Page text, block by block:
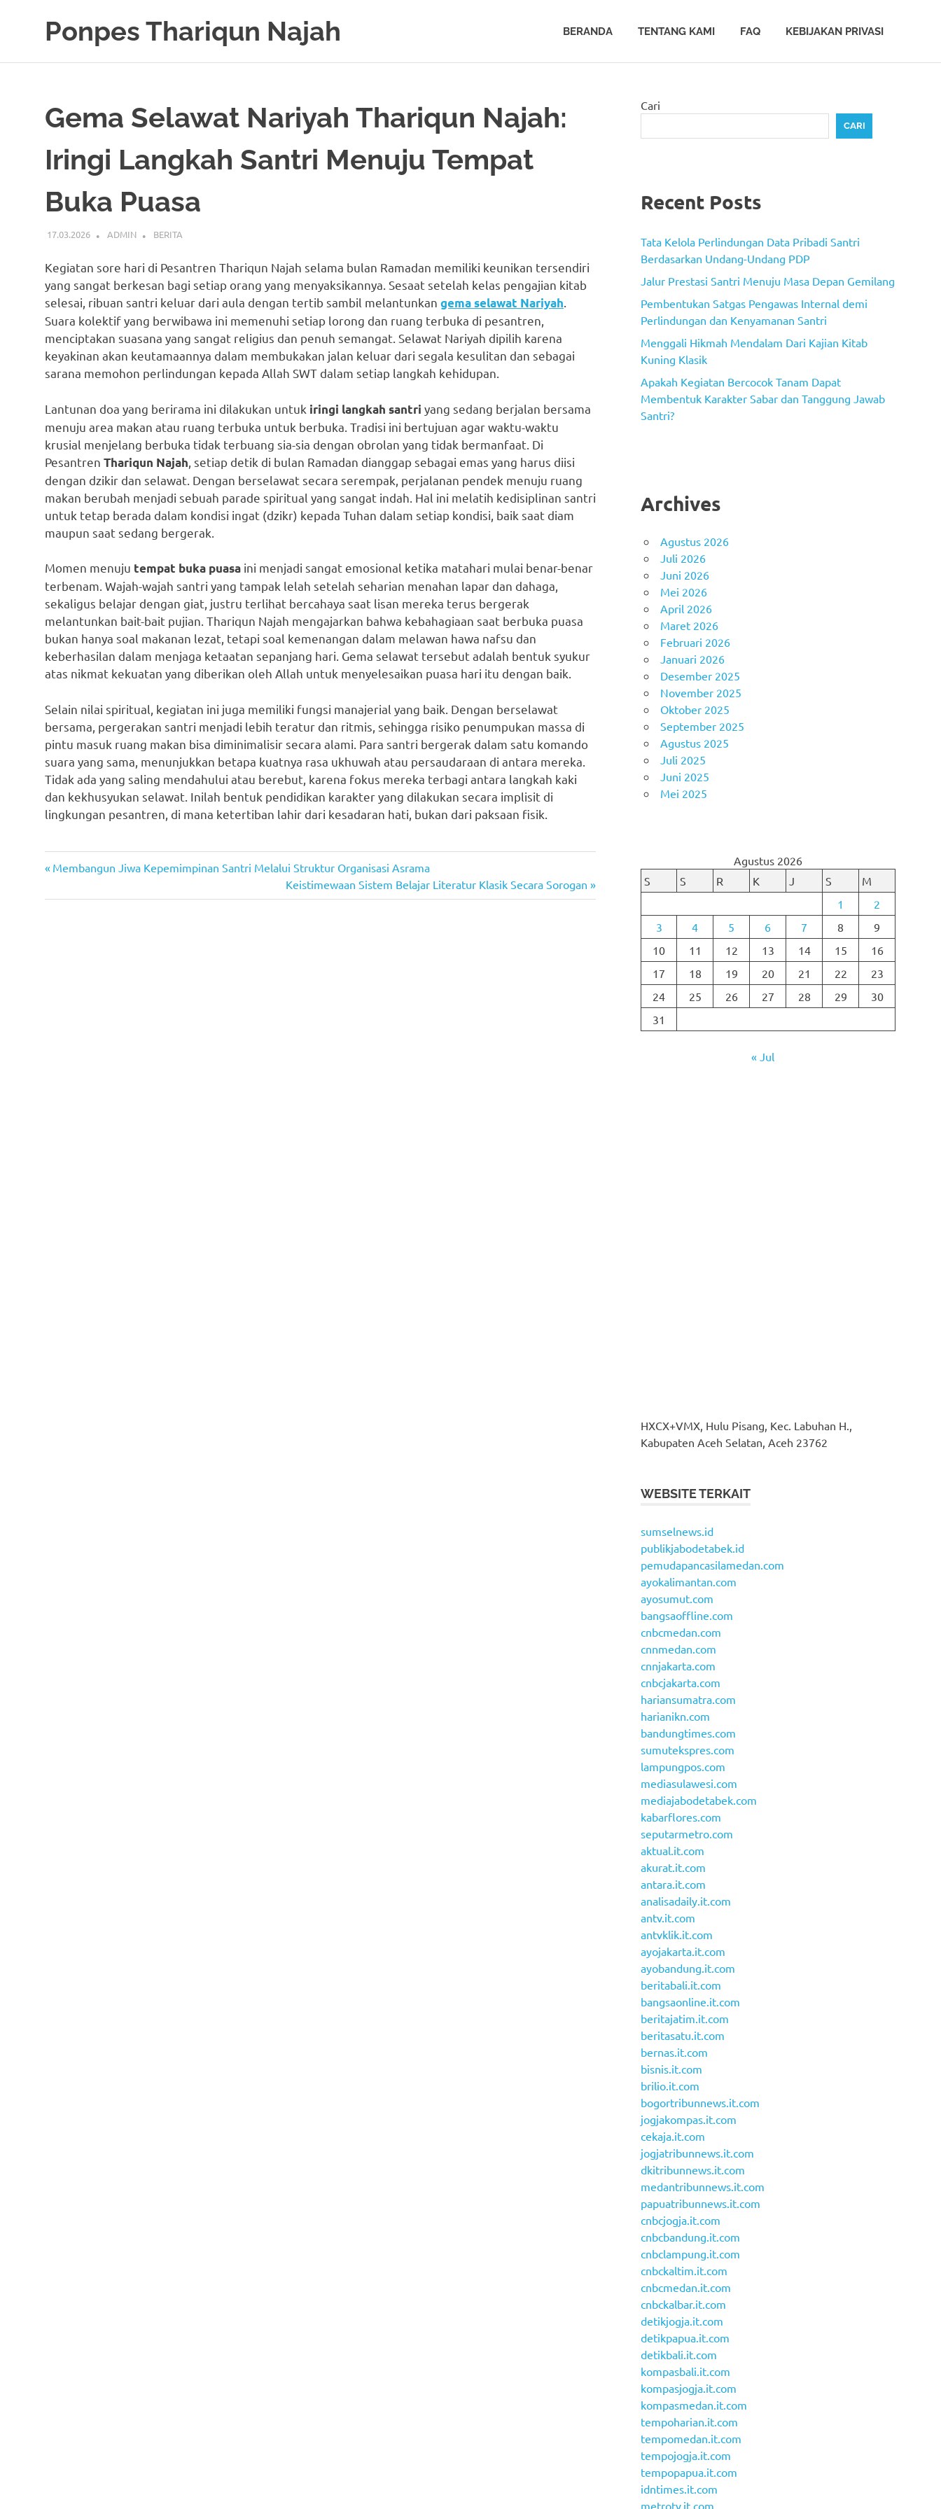
Ponpes Thariqun Najah
Berakhlak
Mulia
BERANDA TENTANG KAMI FAQ KEBIJAKAN PRIVASI
Gema Selawat Nariyah Thariqun Najah:
Iringi Langkah Santri Menuju Tempat
Buka Puasa
17.03.2026 ADMIN BERITA
Kegiatan sore hari di Pesantren Thariqun Najah selama bulan Ramadan memiliki keunikan tersendiri
yang sangat berkesan bagi setiap orang yang menyaksikannya. Sesaat setelah kelas pengajian kitab
selesai, ribuan santri keluar dari aula dengan tertib sambil melantunkan gema selawat Nariyah
Suara kolektif yang berwibawa ini memenuhi setiap lorong dan ruang terbuka di pesantren,
menciptakan suasana yang sangat religius dan penuh semangat. Selawat Nariyah dipilih karena
keyakinan akan keutamaannya dalam membukakan jalan keluar dari segala kesulitan dan sebagai
sarana memohon perlindungan kepada Allah SWT dalam setiap langkah kehidupan.
Lantunan doa yang berirama ini dilakukan untuk iringi langkah santri yang sedang berjalan bersama
menuju area makan atau ruang terbuka untuk berbuka. Tradisi ini bertujuan agar waktu-waktu
krusial menjelang berbuka tidak terbuang sia-sia dengan obrolan yang tidak bermanfaat. Di
Pesantren Thariqun Najah , setiap detik di bulan Ramadan dianggap sebagai emas yang harus diisi
dengan dzikir dan selawat. Dengan berselawat secara serempak, perjalanan pendek menuju ruang
makan berubah menjadi sebuah parade spiritual yang sangat indah. Hal ini melatih kedisiplinan santri
untuk tetap berada dalam kondisi ingat (dzikr) kepada Tuhan dalam setiap kondisi, baik saat diam
maupun saat sedang bergerak.
Momen menuju tempat buka puasa ini menjadi sangat emosional ketika matahari mulai benar-benar
terbenam. Wajah-wajah santri yang tampak lelah setelah seharian menahan lapar dan dahaga,
sekaligus belajar dengan giat, justru terlihat bercahaya saat lisan mereka terus bergerak
melantunkan bait-bait pujian. Thariqun Najah mengajarkan bahwa kebahagiaan saat berbuka puasa
bukan hanya soal makanan lezat, tetapi soal kemenangan dalam melawan hawa nafsu dan
keberhasilan dalam menjaga ketaatan sepanjang hari. Gema selawat tersebut adalah bentuk syukur
atas nikmat kekuatan yang diberikan oleh Allah untuk menyelesaikan puasa hari itu dengan baik.
Selain nilai spiritual, kegiatan ini juga memiliki fungsi manajerial yang baik. Dengan berselawat
bersama, pergerakan santri menjadi lebih teratur dan ritmis, sehingga risiko penumpukan massa di
pintu masuk ruang makan bisa diminimalisir secara alami. Para santri bergerak dalam satu komando
suara yang sama, menunjukkan betapa kuatnya rasa ukhuwah atau persaudaraan di antara mereka.
Tidak ada yang saling mendahului atau berebut, karena fokus mereka terbagi antara langkah kaki
dan kekhusyukan selawat. Inilah bentuk pendidikan karakter yang dilakukan secara implisit di
lingkungan pesantren, di mana ketertiban lahir dari kesadaran hati, bukan dari paksaan fisik.
Navigasi
pos
Previous
Membangun Jiwa Kepemimpinan Santri Melalui Struktur Organisasi Asrama
Next
Post:
Keistimewaan Sistem Belajar Literatur Klasik Secara Sorogan
Cari
CARI
Recent Posts
Tata Kelola Perlindungan Data Pribadi Santri
Berdasarkan Undang-Undang PDP
Jalur Prestasi Santri Menuju Masa Depan Gemilang
Pembentukan Satgas Pengawas Internal demi
Perlindungan dan Kenyamanan Santri
Menggali Hikmah Mendalam Dari Kajian Kitab
Kuning Klasik
Apakah Kegiatan Bercocok Tanam Dapat
Membentuk Karakter Sabar dan Tanggung Jawab
Santri?
Archives
Agustus 2026
Juli 2026
Juni 2026
Mei 2026
April 2026
Maret 2026
Februari 2026
Januari 2026
Desember 2025
November 2025
Oktober 2025
September 2025
Agustus 2025
Juli 2025
Juni 2025
Mei 2025
Agustus 2026
S
S R K J S
M
1
2
3
4 5 6 7 8
9
10
11 12 13 14 15
16
17
18 19 20 21 22
23
24
25 26 27 28 29
30
31
« Jul
HXCX+VMX, Hulu Pisang, Kec. Labuhan H.,
Kabupaten Aceh Selatan, Aceh 23762
WEBSITE TERKAIT
sumselnews.id
publikjabodetabek.id
pemudapancasilamedan.com
ayokalimantan.com
ayosumut.com
bangsaoffline.com
cnbcmedan.com
cnnmedan.com
cnnjakarta.com
cnbcjakarta.com
hariansumatra.com
harianikn.com
bandungtimes.com
sumutekspres.com
lampungpos.com
mediasulawesi.com
mediajabodetabek.com
kabarflores.com
seputarmetro.com
aktual.it.com
akurat.it.com
antara.it.com
analisadaily.it.com
antv.it.com
antvklik.it.com
ayojakarta.it.com
ayobandung.it.com
beritabali.it.com
bangsaonline.it.com
beritajatim.it.com
beritasatu.it.com
bernas.it.com
bisnis.it.com
brilio.it.com
bogortribunnews.it.com
jogjakompas.it.com
cekaja.it.com
jogjatribunnews.it.com
dkitribunnews.it.com
medantribunnews.it.com
papuatribunnews.it.com
cnbcjogja.it.com
cnbcbandung.it.com
cnbclampung.it.com
cnbckaltim.it.com
cnbcmedan.it.com
cnbckalbar.it.com
detikjogja.it.com
detikpapua.it.com
detikbali.it.com
kompasbali.it.com
kompasjogja.it.com
kompasmedan.it.com
tempoharian.it.com
tempomedan.it.com
tempojogja.it.com
tempopapua.it.com
idntimes.it.com
metrotv.it.com